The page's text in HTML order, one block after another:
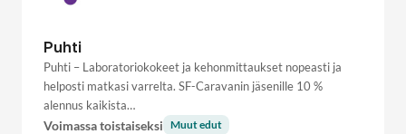
Puhti
Puhti – Laboratoriokokeet ja kehonmittaukset nopeasti ja
helposti matkasi varrelta. SF-Caravanin jäsenille 10 %
alennus kaikista…
Voimassa toistaiseksi Muut edut